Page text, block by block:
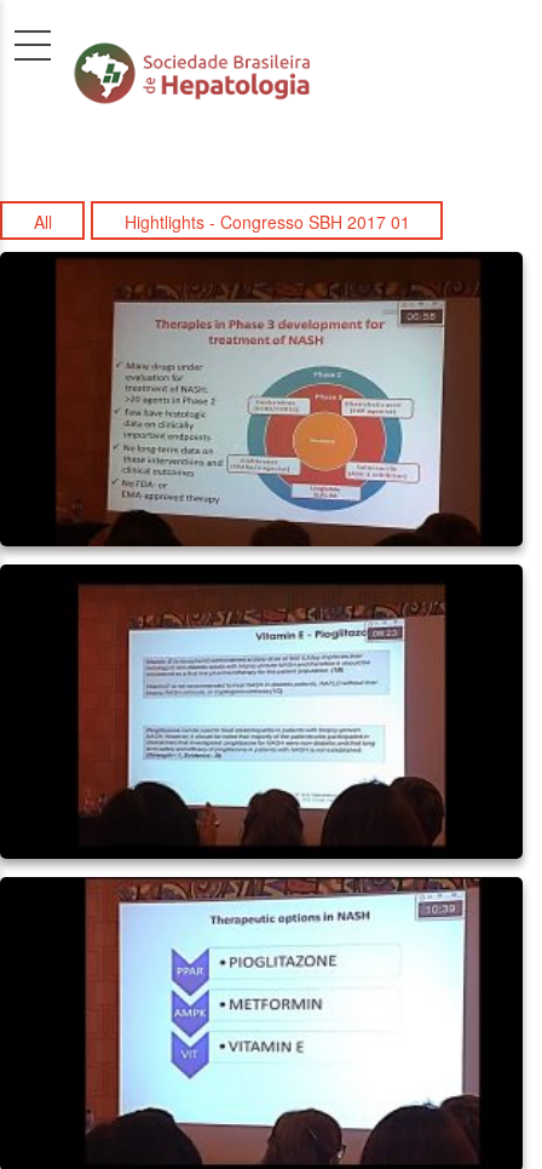
All Hightlights - Congresso SBH 2017 01